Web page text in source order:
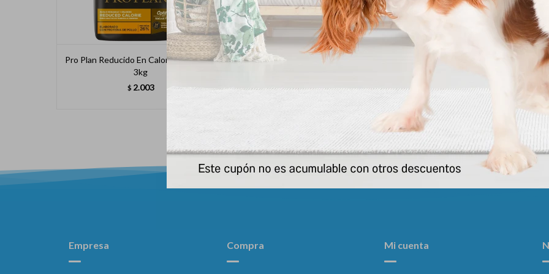
Pro Plan Reducido En Calorias Perro M/l
3kg
$ 2.003
Pro Plan Active Mind (senior) Raza
2.003
Select Adulto Digestion
Empresa Compra Mi cuenta